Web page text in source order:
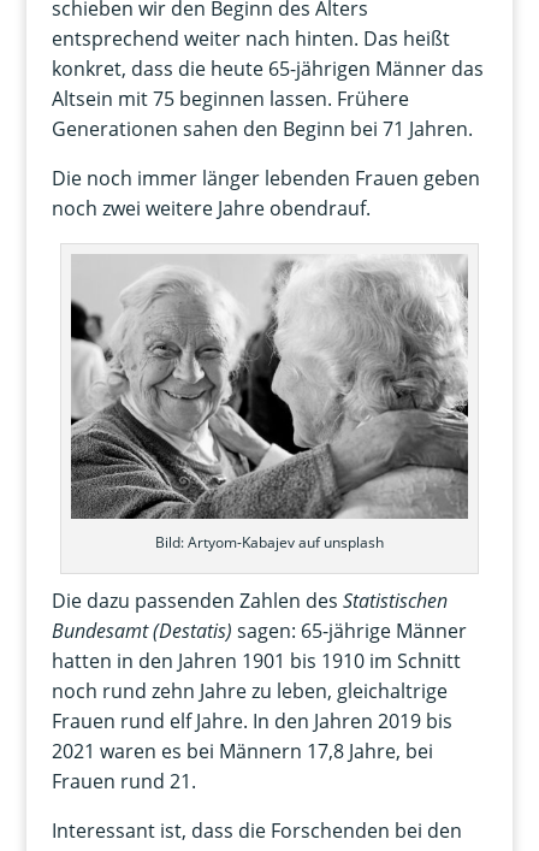
schieben wir den Beginn des Alters
entsprechend weiter nach hinten. Das heißt
konkret, dass die heute 65-jährigen Männer das
Altsein mit 75 beginnen lassen. Frühere
Generationen sahen den Beginn bei 71 Jahren.
Die noch immer länger lebenden Frauen geben
noch zwei weitere Jahre obendrauf.
Bild: Artyom-Kabajev auf unsplash
Die dazu passenden Zahlen des Statistischen
Bundesamt (Destatis) sagen: 65-jährige Männer
hatten in den Jahren 1901 bis 1910 im Schnitt
noch rund zehn Jahre zu leben, gleichaltrige
Frauen rund elf Jahre. In den Jahren 2019 bis
2021 waren es bei Männern 17,8 Jahre, bei
Frauen rund 21.
Interessant ist, dass die Forschenden bei den